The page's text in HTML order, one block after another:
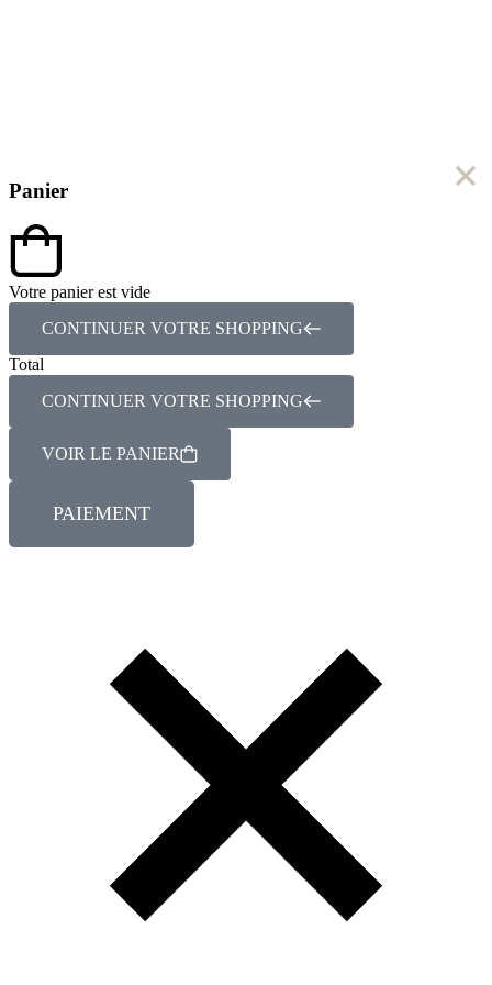
Panier
Votre panier est vide
CONTINUER VOTRE SHOPPING
Total
CONTINUER VOTRE SHOPPING
VOIR LE PANIER
PAIEMENT